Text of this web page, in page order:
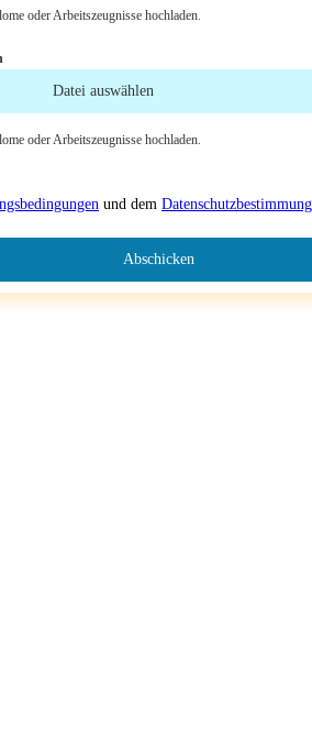
oder Arbeitszeugnisse hochladen.
Datei auswählen
oder Arbeitszeugnisse hochladen.
und dem
Abschicken